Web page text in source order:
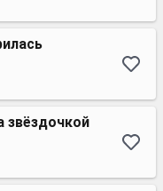
звёздочкой